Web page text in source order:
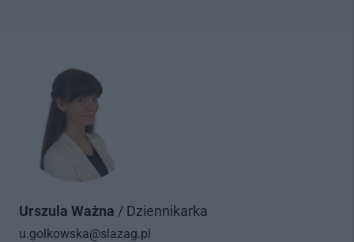
Urszula Ważna / Dziennikarka
u.golkowska@slazag.pl